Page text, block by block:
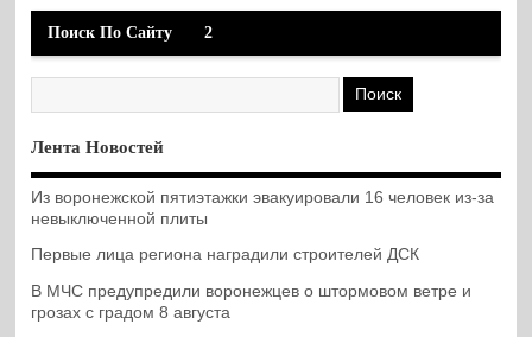
Поиск По Сайту 2
Лента Новостей
Из воронежской пятиэтажки эвакуировали 16 человек из-за
невыключенной плиты
Первые лица региона наградили строителей ДСК
В МЧС предупредили воронежцев о штормовом ветре и
грозах с градом 8 августа